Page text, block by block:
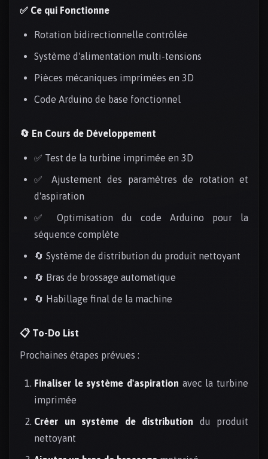
✅ Ce qui Fonctionne
Rotation bidirectionnelle contrôlée
Système d'alimentation multi-tensions
Pièces mécaniques imprimées en 3D
Code Arduino de base fonctionnel
🔄 En Cours de Développement
✅ Test de la turbine imprimée en 3D
✅ Ajustement des paramètres de rotation et
d'aspiration
✅ Optimisation du code Arduino pour la
séquence complète
🔄 Système de distribution du produit nettoyant
🔄 Bras de brossage automatique
🔄 Habillage final de la machine
📋 To-Do List
Prochaines étapes prévues :
Finaliser le système d'aspiration avec la turbine
imprimée
Créer un système de distribution du produit
nettoyant